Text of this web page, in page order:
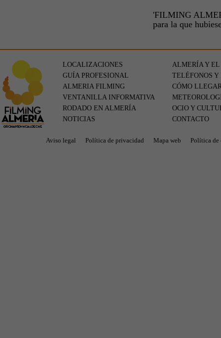
'FILMING
para la que
LOCALIZACIONES
GUÍA PROFESIONAL
ALMERIA FILMING
VENTANILLA INFORMATIVA
RODADO EN ALMERÍA
NOTICIAS
ALMERÍA Y EL
TELÉFONOS Y
CÓMO
OCIO Y
CONTACTO
Aviso legal Política de privacidad Mapa web Política de